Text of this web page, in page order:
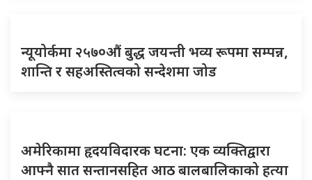
न्यूयोर्कमा २५७०औं बुद्ध जयन्ती भव्य रूपमा सम्पन्न,
शान्ति र सहअस्तित्वको सन्देशमा जोड
अमेरिकामा हृदयविदारक घटना: एक व्यक्तिद्वारा
आफ्नै सात सन्तानसहित आठ बालबालिकाको हत्या